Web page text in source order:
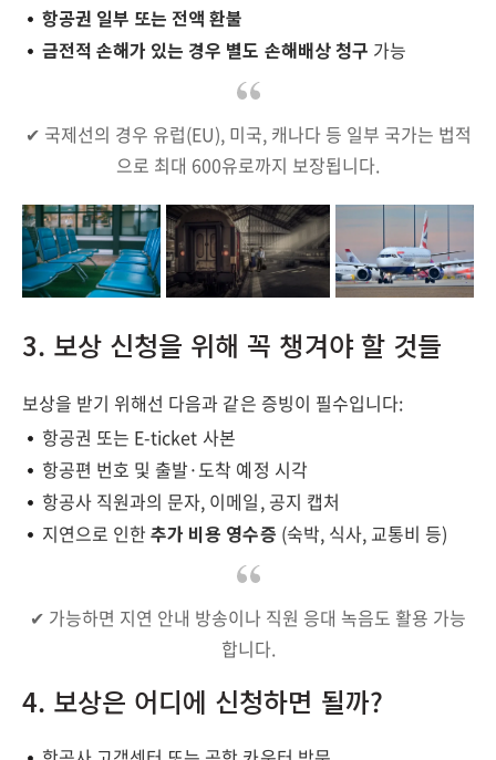
항공권 일부 또는 전액 환불
금전적 손해가 있는 경우 별도 손해배상 청구 가능
✔ 국제선의 경우 유럽(EU), 미국, 캐나다 등 일부 국가는 법적
으로 최대 600유로까지 보장됩니다.
3. 보상 신청을 위해 꼭 챙겨야 할 것들
보상을 받기 위해선 다음과 같은 증빙이 필수입니다:
항공권 또는 E-ticket 사본
항공편 번호 및 출발·도착 예정 시각
항공사 직원과의 문자, 이메일, 공지 캡처
지연으로 인한추가 비용 영수증 (숙박, 식사, 교통비 등)
✔ 가능하면 지연 안내 방송이나 직원 응대 녹음도 활용 가능
합니다.
4. 보상은 어디에 신청하면 될까?